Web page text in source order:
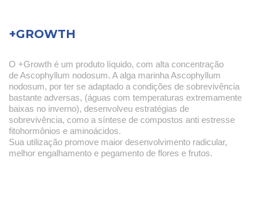
+GROWTH
O +Growth é um produto líquido, com alta concentração
de Ascophyllum nodosum. A alga marinha Ascophyllum
nodosum, por ter se adaptado a condições de sobrevivência
bastante adversas, (águas com temperaturas extremamente
baixas no inverno), desenvolveu estratégias de
sobrevivência, como a síntese de compostos anti estresse
fitohormônios e aminoácidos.
Sua utilização promove maior desenvolvimento radicular,
melhor engalhamento e pegamento de flores e frutos.